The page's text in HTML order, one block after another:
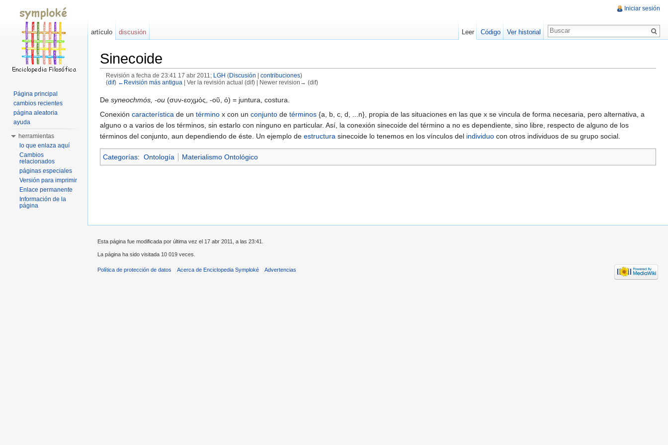
Sinecoide
Revisión a fecha de 23:41 17 abr 2011; LGH (Discusión contribuciones)
(dif) ←Revisión más antigua | Ver la revisión actual (dif) | Newer revision→ (dif)
De syneochmόs, -ou (συν-εοχμός, -οῦ, ό) = juntura, costura.
Conexión característica de un término x con un conjunto de términos {a, b, c, d, ...n}, propia de las situaciones en las que x se vincula de forma necesaria, pero alternativa, a
alguno o a varios de los términos, sin estarlo con ninguno en particular. Así, la conexión sinecoide del término a no es dependiente, sino libre, respecto de alguno de los
términos del conjunto, aun dependiendo de éste. Un ejemplo de estructura sinecoide lo tenemos en los vínculos del individuo con otros individuos de su grupo social.
Categorías: Ontología Materialismo Ontológico
Iniciar sesión
artículo discusión Leer Código Ver historial
Página principal
cambios recientes
página aleatoria
ayuda
herramientas
lo que enlaza aquí
Cambios
relacionados
páginas especiales
Versión para imprimir
Enlace permanente
Información de la
página
Esta página fue modificada por última vez el 17 abr 2011, a las 23:41.
La página ha sido visitada 10 019 veces.
Política de protección de datos Acerca de Enciclopedia Symploké Advertencias